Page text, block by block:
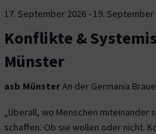
17. September 2026- 19. September
Konflikte &
Münster
asb MünsterAn der Germania
„Überall, wo Menschen miteinander
schaffen. Ob sie wollen oder nicht.